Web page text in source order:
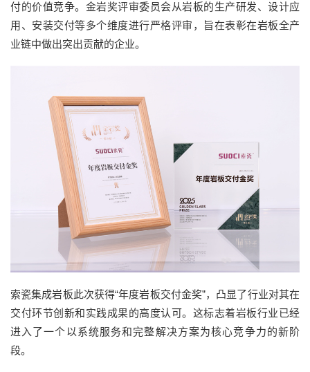
付的价值竞争。金岩奖评审委员会从岩板的生产研发、设计应
用、安装交付等多个维度进行严格评审，旨在表彰在岩板全产
业链中做出突出贡献的企业。
索瓷集成岩板此次获得“年度岩板交付金奖”，凸显了行业对其在
交付环节创新和实践成果的高度认可。这标志着岩板行业已经
进入了一个以系统服务和完整解决方案为核心竞争力的新阶
段。